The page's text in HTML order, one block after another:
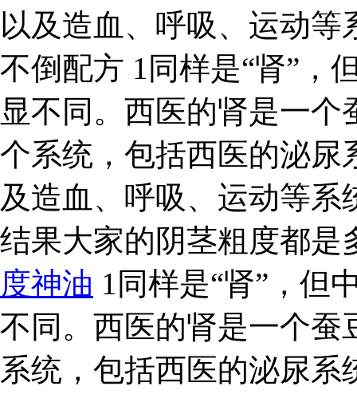
以及造血、呼吸、运动
不倒配方 1同样是“肾”，
显不同。西医的肾是一
个系统，包括西医的泌尿
及造血、呼吸、运动等
结果大家的阴茎粗度都
度神油 1同样是“肾”，但
不同。西医的肾是一个蚕
系统，包括西医的泌尿